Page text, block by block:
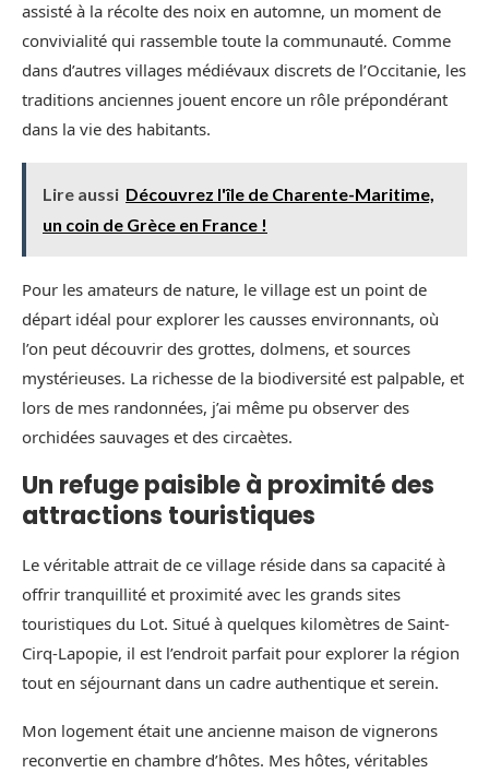
assisté à la récolte des noix en automne, un moment de
convivialité qui rassemble toute la communauté. Comme
dans d’autres villages médiévaux discrets de l’Occitanie, les
traditions anciennes jouent encore un rôle prépondérant
dans la vie des habitants.
Lire aussi Découvrez l'île de Charente-Maritime,
un coin de Grèce en France !
Pour les amateurs de nature, le village est un point de
départ idéal pour explorer les causses environnants, où
l’on peut découvrir des grottes, dolmens, et sources
mystérieuses. La richesse de la biodiversité est palpable, et
lors de mes randonnées, j’ai même pu observer des
orchidées sauvages et des circaètes.
Un refuge paisible à proximité des
attractions touristiques
Le véritable attrait de ce village réside dans sa capacité à
offrir tranquillité et proximité avec les grands sites
touristiques du Lot. Situé à quelques kilomètres de Saint-
Cirq-Lapopie, il est l’endroit parfait pour explorer la région
tout en séjournant dans un cadre authentique et serein.
Mon logement était une ancienne maison de vignerons
reconvertie en chambre d’hôtes. Mes hôtes, véritables